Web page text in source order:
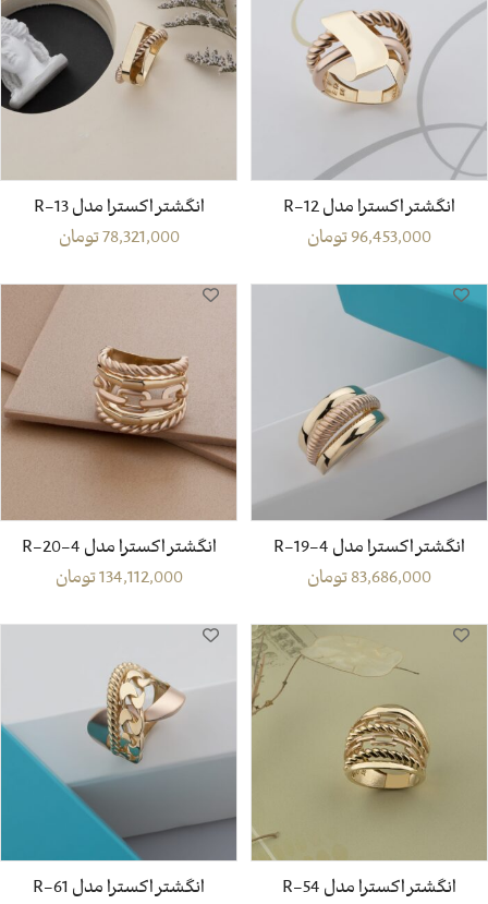
انگشتر اکسترا مدل R-12
96,453,000تومان
انگشتر اکسترا مدل R-13
78,321,000تومان
انگشتر اکسترا مدل R-19-4
83,686,000تومان
انگشتر اکسترا مدل R-20-4
134,112,000تومان
انگشتر اکسترا مدل R-54
انگشتر اکسترا مدل R-61